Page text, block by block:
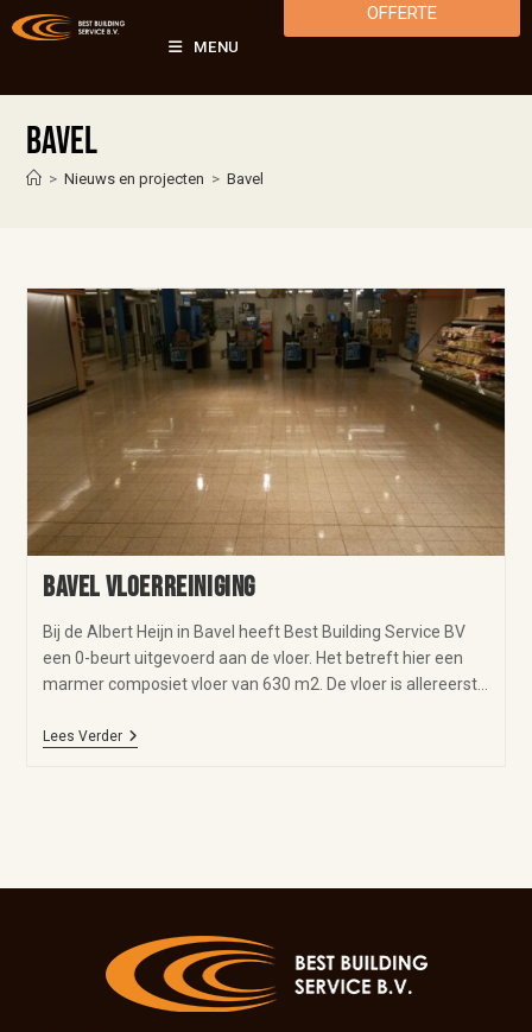
MENU
OFFERTE
Bavel
> Nieuws en projecten > Bavel
Bavel vloerreiniging
Bij de Albert Heijn in Bavel heeft Best Building Service BV
een 0-beurt uitgevoerd aan de vloer. Het betreft hier een
marmer composiet vloer van 630 m2. De vloer is allereerst…
Lees Verder